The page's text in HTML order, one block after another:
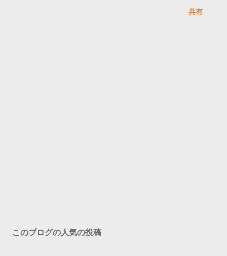
共有
このブログの人気の投稿